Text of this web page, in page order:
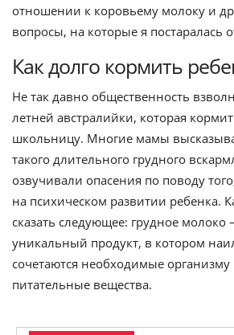
отношении к коровьему молоку и
вопросы, на которые я постаралась
Как долго кормить
Не так давно общественность
летней австралийки, которая
школьницу. Многие мамы
такого длительного грудного
озвучивали опасения по поводу
на психическом развитии ребенка.
сказать следующее: грудное молоко
уникальный продукт, в котором
сочетаются необходимые
питательные вещества.